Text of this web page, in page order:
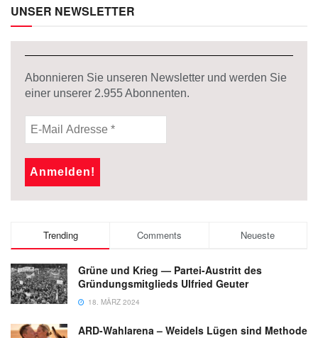
UNSER NEWSLETTER
Abonnieren Sie unseren Newsletter und werden Sie
einer unserer 2.955Abonnenten.
Trending Comments Neueste
Grüne und Krieg — Partei-Austritt des
Gründungsmitglieds Ulfried Geuter
18. MÄRZ 2024
ARD-Wahlarena – Weidels Lügen sind Methode